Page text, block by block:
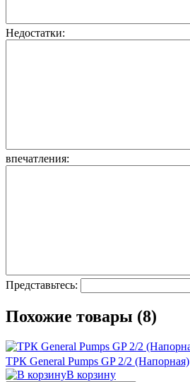
Недостатки:
впечатления:
Представьтесь:
Похожие товары (8)
ТРК General Pumps GP 2/2 (Напорная)
В корзину